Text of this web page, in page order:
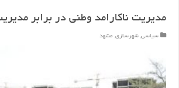
مدیریت ناکارامد وطنی در برابر
سیاسی, شهرسازی, مشهد